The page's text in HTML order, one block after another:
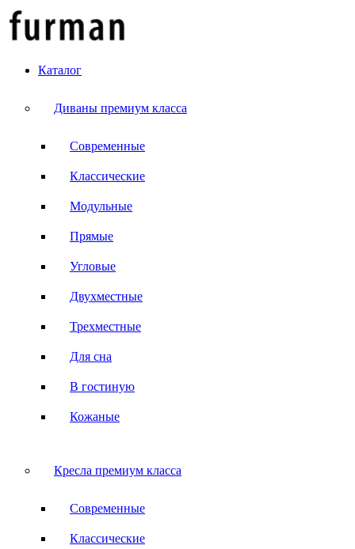
Каталог
Диваны премиум класса
Современные
Классические
Модульные
Прямые
Угловые
Двухместные
Трехместные
Для сна
В гостиную
Кожаные
Кресла премиум класса
Современные
Классические